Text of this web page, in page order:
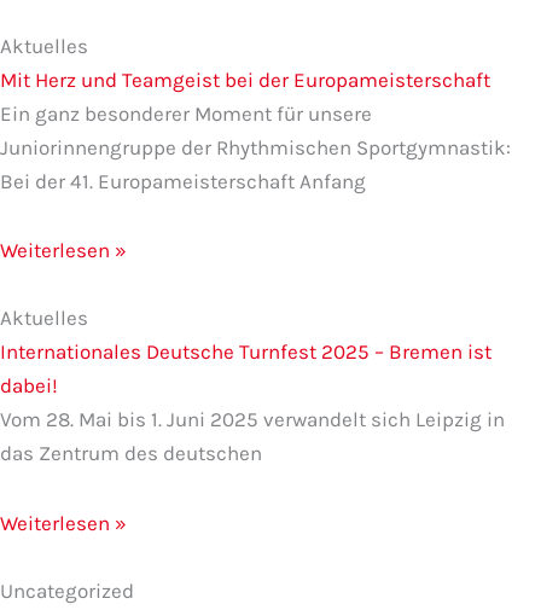
Aktuelles
Mit Herz und Teamgeist bei der Europameisterschaft
Ein ganz besonderer Moment für unsere
Juniorinnengruppe der Rhythmischen Sportgymnastik:
Bei der 41. Europameisterschaft Anfang
Weiterlesen »
Aktuelles
Internationales Deutsche Turnfest 2025 – Bremen ist
dabei!
Vom 28. Mai bis 1. Juni 2025 verwandelt sich Leipzig in
das Zentrum des deutschen
Weiterlesen »
Uncategorized